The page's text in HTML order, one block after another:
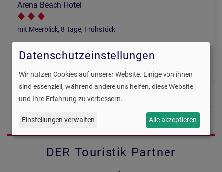
Arena Beach Hotel
mit Meerblick, 8 Tage, Frühstück
Jetzt buchen ab 1.068 €
Schauen Sie doch einfach mal bei uns
vorbei!
DER Touristik Partner
Datenschutzeinstellungen
Wir nutzen Cookies auf unserer Website. Einige von ihnen
sind essenziell, während andere uns helfen, diese Website
und Ihre Erfahrung zu verbessern.
Einstellungen verwalten Alle akzeptieren